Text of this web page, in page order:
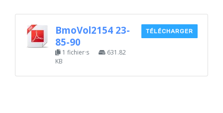
BmoVol2154 23-
85-90
1 fichier·s
631.82
KB
TÉLÉCHARGER